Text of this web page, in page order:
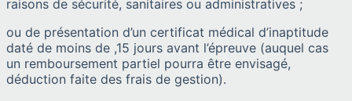
raisons de sécurité, sanitaires ou administratives ;
ou de présentation d’un certificat médical d’inaptitude
daté de moins de ,15 jours avant l’épreuve (auquel cas
un remboursement partiel pourra être envisagé,
déduction faite des frais de gestion).